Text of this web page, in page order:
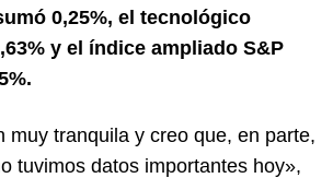
0,25%, el tecnológico
y el índice ampliado S&P
muy tranquila y creo que, en parte,
tuvimos datos importantes hoy»,